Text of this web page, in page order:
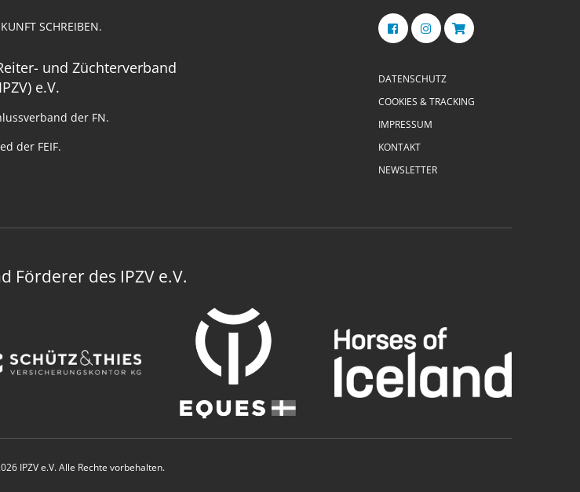
SCHREIBEN.
und Züchterverband
e.V.
der FN.
der FEIF.
DATENSCHUTZ
COOKIES & TRACKING
IMPRESSUM
KONTAKT
NEWSLETTER
Förderer des IPZV e.V.
IPZV e.V. Alle Rechte vorbehalten.